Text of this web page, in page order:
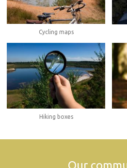
Cycling maps
Hiking boxes